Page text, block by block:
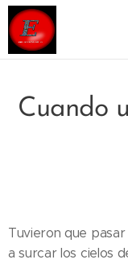
Cuando
Tuvieron que
a surcar los cielos